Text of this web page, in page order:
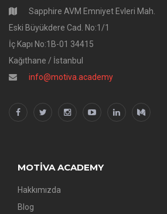
Sapphire AVM Emniyet Evleri Mah.
Eski Büyükdere Cad. No:1/1
İç Kapı No:1B-01 34415
Kağıthane / İstanbul
info@motiva.academy
MOTIVA ACADEMY
Hakkımızda
Blog